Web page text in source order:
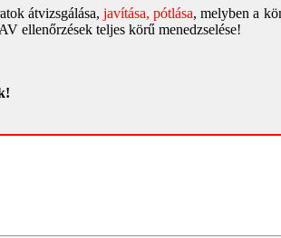
átvizsgálása,javítása, pótlása, melyben a
ellenőrzések teljes körű menedzselése!